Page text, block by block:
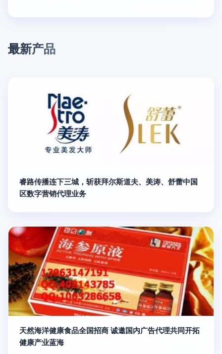
最新产品
睿路传播连下三城，斩获拜尔斯道夫、美涛、舒蕾中国
区数字营销代理业务
天然海洋健康食品全国招商 诚邀国内广告代理共同开拓
健康产业蓝海